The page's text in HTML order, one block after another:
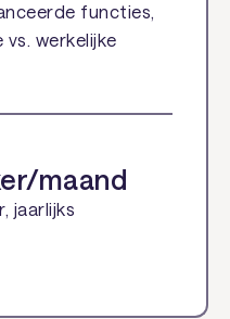
functies,
werkelijke
maand
jaarlijks